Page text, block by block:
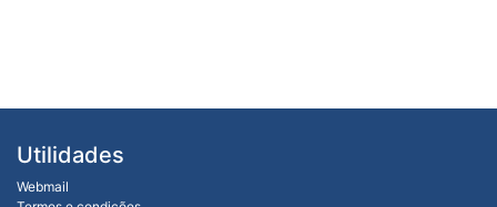
Utilidades
Webmail